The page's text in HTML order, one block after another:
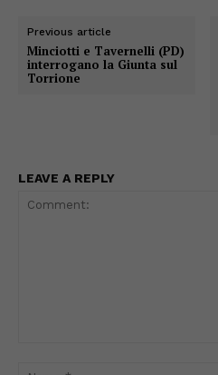
Previous article
Minciotti e Tavernelli (PD)
interrogano la Giunta sul
Torrione
LEAVE A REPLY